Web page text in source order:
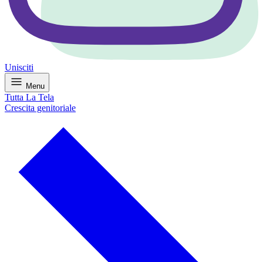
Unisciti
Menu
Tutta La Tela
Crescita genitoriale